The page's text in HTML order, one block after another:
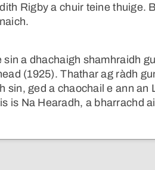
Rigby a chuir teine thuige.
a dhachaigh shamhraidh
(1925). Thathar ag ràdh
sin, ged a chaochail e ann an
is Na Hearadh, a bharrachd